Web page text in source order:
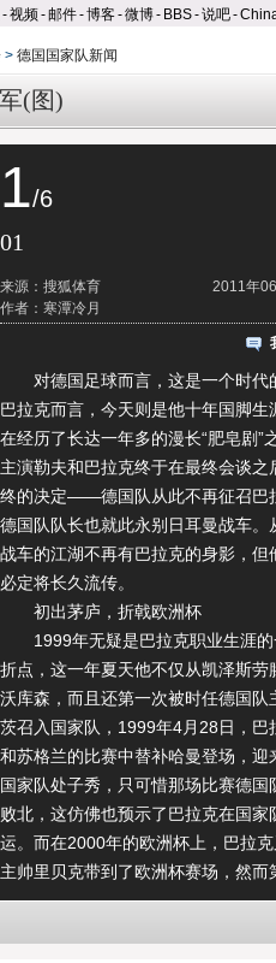
-视频-邮件-博客-微博- BBS-说吧-
> 德国国家队新闻
(图)
1/6
01
2011年
来源：搜狐体育
作者：寒潭冷月
对德国足球而言，这是一个时代
巴拉克而言，今天则是他十年国脚生
在经历了长达一年多的漫长“肥皂剧”
主演勒夫和巴拉克终于在最终会谈之
终的决定——德国队从此不再征召巴
德国队队长也就此永别日耳曼战车。
战车的江湖不再有巴拉克的身影，但
必定将长久流传。
初出茅庐，折戟欧洲杯
1999年无疑是巴拉克职业生涯的
折点，这一年夏天他不仅从凯泽斯劳
沃库森，而且还第一次被时任德国队
茨召入国家队，1999年4月28日，巴
和苏格兰的比赛中替补哈曼登场，迎
国家队处子秀，只可惜那场比赛德国
败北，这仿佛也预示了巴拉克在国家
运。而在2000年的欧洲杯上，巴拉
主帅里贝克带到了欧洲杯赛场，然而
国际大赛的巴拉克仅仅踢了63分钟比